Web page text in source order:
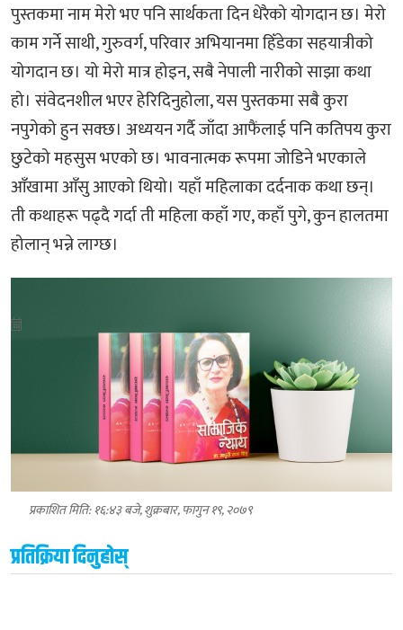
पुस्तकमा नाम मेरो भए पनि सार्थकता दिन धेरैको योगदान छ। मेरो
काम गर्ने साथी, गुरुवर्ग, परिवार अभियानमा हिँडेका सहयात्रीको
योगदान छ। यो मेरो मात्र होइन, सबै नेपाली नारीको साझा कथा
हो। संवेदनशील भएर हेरिदिनुहोला, यस पुस्तकमा सबै कुरा
नपुगेको हुन सक्छ। अध्ययन गर्दै जाँदा आफैंलाई पनि कतिपय कुरा
छुटेको महसुस भएको छ। भावनात्मक रूपमा जोडिने भएकाले
आँखामा आँसु आएको थियो। यहाँ महिलाका दर्दनाक कथा छन्।
ती कथाहरू पढ्दै गर्दा ती महिला कहाँ गए, कहाँ पुगे, कुन हालतमा
होलान् भन्ने लाग्छ।
प्रकाशित मिति: १६:४३ बजे, शुक्रबार, फागुन १९, २०७९
प्रतिक्रिया दिनुहोस्